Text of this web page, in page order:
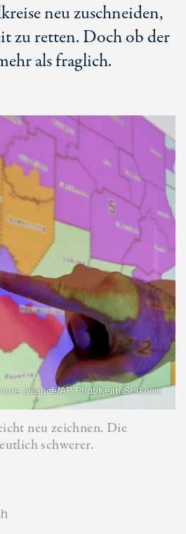
neu zuschneiden,
zu retten. Doch ob der
als fraglich.
alliance/AP Phot/Keith Srakocic
neu zeichnen. Die
schwerer.